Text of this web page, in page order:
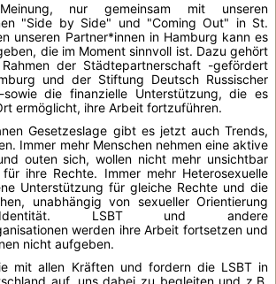
nur gemeinsam mit unseren
"Side by Side" und "Coming Out" in St.
unseren Partner*innen in Hamburg kann es
die im Moment sinnvoll ist. Dazu gehört
der Städtepartnerschaft -gefördert
und der Stiftung Deutsch Russischer
sowie die finanzielle Unterstützung, die es
ermöglicht, ihre Arbeit fortzuführen.
Gesetzeslage gibt es jetzt auch Trends,
Immer mehr Menschen nehmen eine aktive
outen sich, wollen nicht mehr unsichtbar
ihre Rechte. Immer mehr Heterosexuelle
Unterstützung für gleiche Rechte und die
unabhängig von sexueller Orientierung
Identität. LSBT und andere
werden ihre Arbeit fortsetzen und
nicht aufgeben.
mit allen Kräften und fordern die LSBT in
auf, uns dabei zu begleiten und z.B.